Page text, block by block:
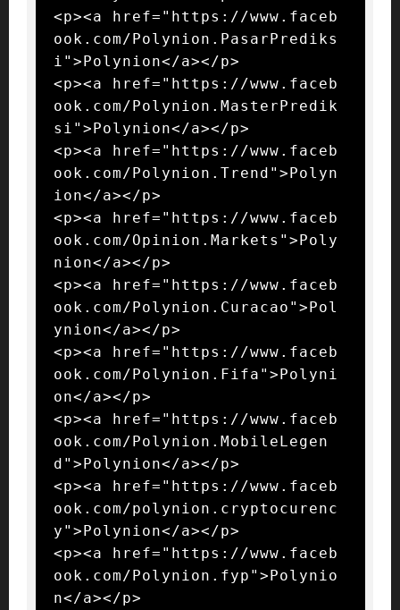
<p><a href="https://www.faceb
ook.com/Polynion.PasarPrediks
i">Polynion</a></p>
<p><a href="https://www.faceb
ook.com/Polynion.MasterPredik
si">Polynion</a></p>
<p><a href="https://www.faceb
ook.com/Polynion.Trend">Polyn
ion</a></p>
<p><a href="https://www.faceb
ook.com/Opinion.Markets">Poly
nion</a></p>
<p><a href="https://www.faceb
ook.com/Polynion.Curacao">Pol
ynion</a></p>
<p><a href="https://www.faceb
ook.com/Polynion.Fifa">Polyni
on</a></p>
<p><a href="https://www.faceb
ook.com/Polynion.MobileLegen
d">Polynion</a></p>
<p><a href="https://www.faceb
ook.com/polynion.cryptocurenc
y">Polynion</a></p>
<p><a href="https://www.faceb
ook.com/Polynion.fyp">Polynio
n</a></p>